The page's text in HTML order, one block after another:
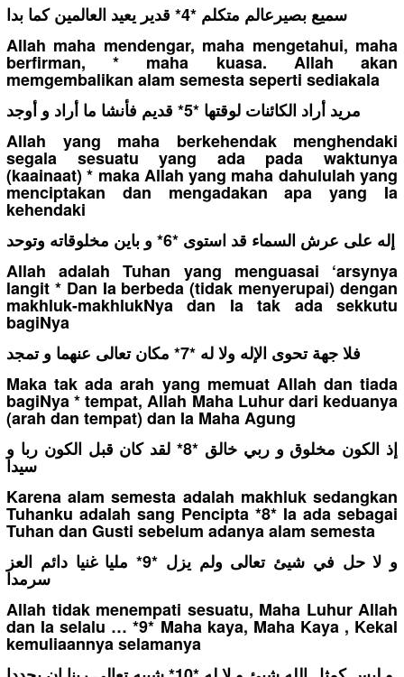
سميع بصيرعالم متكلم *4* قدير يعيد العالمين كما بدا
Allah maha mendengar, maha mengetahui, maha
berfirman, * maha kuasa. Allah akan
memgembalikan alam semesta seperti sediakala
مريد أراد الكائنات لوقتها *5* قديم فأنشا ما أراد و أوجد
Allah yang maha berkehendak menghendaki
segala sesuatu yang ada pada waktunya
(kaainaat) * maka Allah yang maha dahululah yang
menciptakan dan mengadakan apa yang Ia
kehendaki
إله على عرش السماء قد استوى *6* و باين مخلوقاته وتوحد
Allah adalah Tuhan yang menguasai ‘arsynya
langit * Dan Ia berbeda (tidak menyerupai) dengan
makhluk-makhlukNya dan Ia tak ada sekkutu
bagiNya
فلا جهة تحوى الإله ولا له *7* مكان تعالى عنهما و تمجد
Maka tak ada arah yang memuat Allah dan tiada
bagiNya * tempat, Allah Maha Luhur dari keduanya
(arah dan tempat) dan Ia Maha Agung
إذ الكون مخلوق و ربي خالق *8* لقد كان قبل الكون ربا و
سيدا
Karena alam semesta adalah makhluk sedangkan
Tuhanku adalah sang Pencipta *8* Ia ada sebagai
Tuhan dan Gusti sebelum adanya alam semesta
و لا حل في شيئ تعالى ولم يزل *9* مليا غنيا دائم العز
سرمدا
Allah tidak menempati sesuatu, Maha Luhur Allah
dan Ia selalu … *9* Maha kaya, Maha Kaya , Kekal
kemuliaannya selamanya